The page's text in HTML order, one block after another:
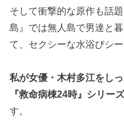
そして衝撃的な原作も話
島』では無人島で男達と
て、セクシーな水浴びシ
私が女優・木村多江をし
『救命病棟24時』シリー
す。